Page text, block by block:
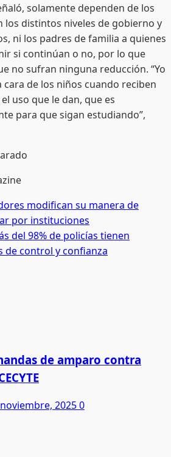
solamente dependen de los
los distintos niveles de gobierno y
ni los padres de familia a quienes
si continúan o no, por lo que
no sufran ninguna reducción. “Yo
cara de los niños cuando reciben
uso que le dan, que es
para que sigan estudiando”,
modifican su manera de
por instituciones
del 98% de policías tienen
de control y confianza
de amparo contra
20250